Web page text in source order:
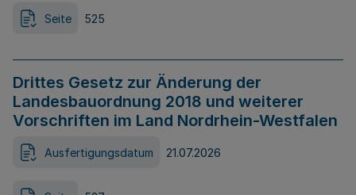
Seite 525
Drittes Gesetz zur Änderung der
Landesbauordnung 2018 und weiterer
Vorschriften im Land Nordrhein-Westfalen
Ausfertigungsdatum 21.07.2026